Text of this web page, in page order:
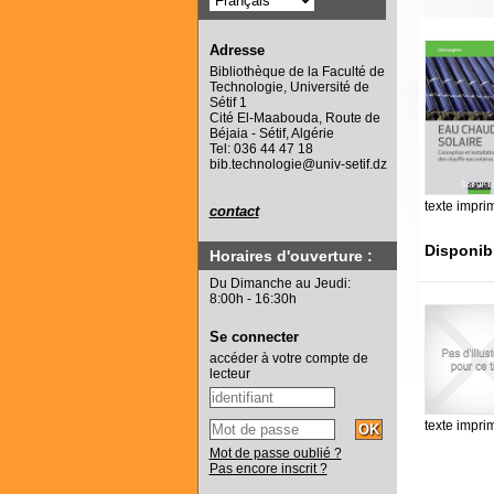
texte
texte
Adresse
Bibliothèque de la Faculté de
Technologie, Université de
Sétif 1
Cité El-Maabouda, Route de
Béjaia - Sétif, Algérie
Tel: 036 44 47 18
bib.technologie@univ-setif.dz
contact
Horaires d'ouverture :
Du Dimanche au Jeudi:
8:00h - 16:30h
Se connecter
accéder à votre compte de
lecteur
Mot de passe oublié ?
Pas encore inscrit ?